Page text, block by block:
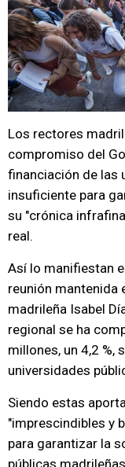
Los rectores
compromiso del
financiación de las
insuficiente para
su "crónica
real.
Así lo manifiestan
reunión mantenida
madrileña Isabel
regional se ha
millones, un 4,2 %,
universidades
Siendo estas
"imprescindibles y
para garantizar la
públicas